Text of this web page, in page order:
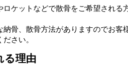
ロケットなどで散骨をご希望される
骨、散骨方法がありますのでお客
さい。
る理由